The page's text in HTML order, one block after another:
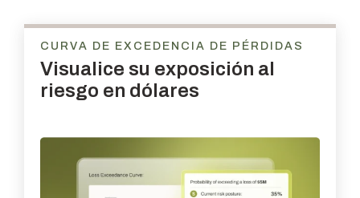
Visualice su exposición al
riesgo en dólares
CURVA DE EXCEDENCIA DE PÉRDIDAS